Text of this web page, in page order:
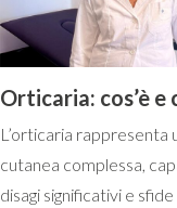
Orticaria: cos’è
L’orticaria rappresenta
cutanea complessa,
disagi significativi e